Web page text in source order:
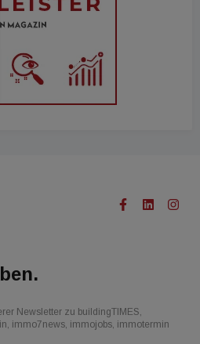
Newsletter zu buildingTIMES,
immo7news, immojobs, immotermin